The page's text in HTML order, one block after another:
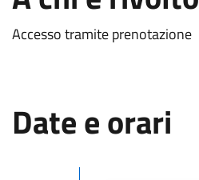
Accesso tramite prenotazione
Date e orari